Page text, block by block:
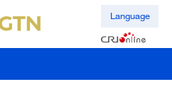
Language